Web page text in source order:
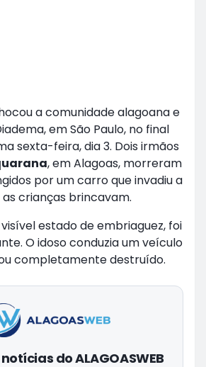
a comunidade alagoana e
em São Paulo, no final
sexta-feira, dia 3. Dois irmãos
, em Alagoas, morreram
por um carro que invadiu a
crianças brincavam.
estado de embriaguez, foi
O idoso conduzia um veículo
completamente destruído.
do ALAGOASWEB